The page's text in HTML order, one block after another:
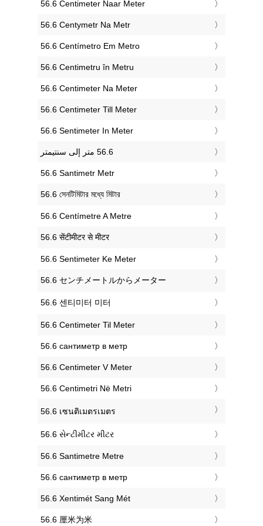
‎56.6 Centimeter Naar Meter
‎56.6 Centymetr Na Metr
‎56.6 Centímetro Em Metro
‎56.6 Centimetru în Metru
‎56.6 Centimeter Na Meter
‎56.6 Centimeter Till Meter
‎56.6 Sentimeter In Meter
‎56.6 Santimetr Metr
‎56.6 সেনটিমিটার মধ্যে মিটার
‎56.6 Centímetre A Metre
‎56.6 सेंटीमीटर से मीटर
‎56.6 Sentimeter Ke Meter
‎56.6 センチメートルからメーター
‎56.6 센티미터 미터
‎56.6 Centimeter Til Meter
‎56.6 сантиметр в метр
‎56.6 Centimeter V Meter
‎56.6 Centimetri Në Metri
‎56.6 เซนติเมตรเมตร
‎56.6 સેન્ટીમીટર મીટર
‎56.6 Santimetre Metre
‎56.6 сантиметр в метр
‎56.6 Xentimét Sang Mét
‎56.6 厘米为米